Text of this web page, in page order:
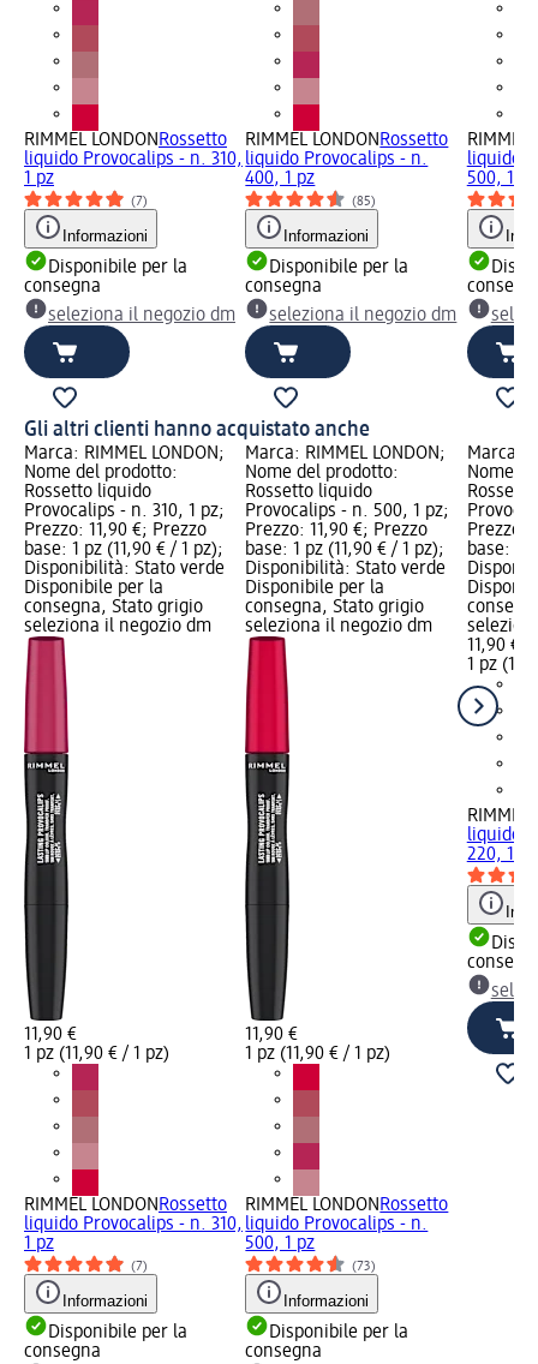
RIMMEL LONDONRossetto
liquido Provocalips - n. 310,
1 pz
(7)
Informazioni
Disponibile per la
consegna
seleziona il negozio dm
RIMMEL LONDONRossetto
liquido Provocalips - n.
400, 1 pz
(85)
Informazioni
Disponibile per la
consegna
seleziona il negozio dm
RIMMEL
liquido
500, 1 pz
Gli altri clienti hanno acquistato anche
Marca: RIMMEL LONDON;
Nome del prodotto:
Rossetto liquido
Provocalips - n. 310, 1 pz;
Prezzo: 11,90 €; Prezzo
base: 1 pz (11,90 € / 1 pz);
Disponibilità: Stato verde
Disponibile per la
consegna, Stato grigio
seleziona il negozio dm
11,90 €
1 pz (11,90 € / 1 pz)
RIMMEL LONDONRossetto
liquido Provocalips - n. 310,
1 pz
(7)
Informazioni
Disponibile per la
consegna
Marca: RIMMEL LONDON;
Nome del prodotto:
Rossetto liquido
Provocalips - n. 500, 1 pz;
Prezzo: 11,90 €; Prezzo
base: 1 pz (11,90 € / 1 pz);
Disponibilità: Stato verde
Disponibile per la
consegna, Stato grigio
seleziona il negozio dm
11,90 €
1 pz (11,90 € / 1 pz)
RIMMEL LONDONRossetto
liquido Provocalips - n.
500, 1 pz
(73)
Informazioni
Disponibile per la
consegna
Marca:
Nome
Prezzo:
base: 1
11,90 €
1 pz
RIMMEL
liquido
220, 1 pz